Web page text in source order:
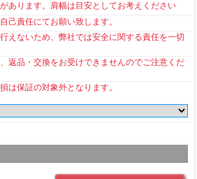
あります。肩幅は目安としてお考えください
己責任にてお願い致します。
えないため、弊社では安全に関する責任を一切
返品・交換をお受けできませんのでご注意くだ
は保証の対象外となります。